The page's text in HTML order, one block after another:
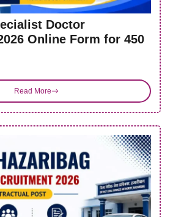
Doctor
Online Form for 450
Read More